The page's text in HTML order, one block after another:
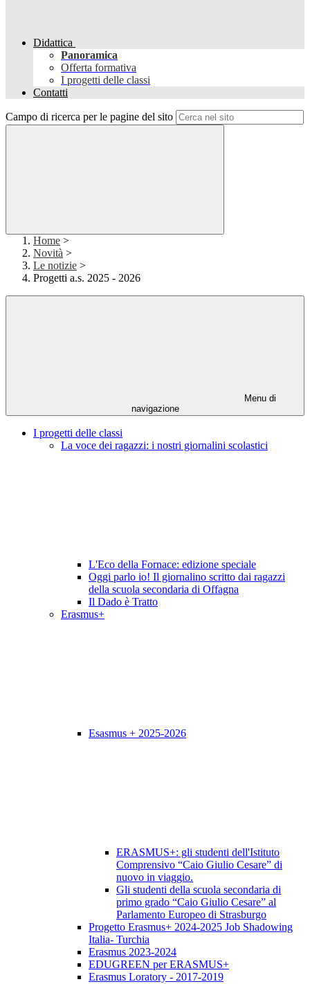
Didattica
Panoramica
Offerta formativa
I progetti delle classi
Contatti
Campo di ricerca per le pagine del sito
Home >
Novità >
Le notizie >
Progetti a.s. 2025 - 2026
Menu di
navigazione
I progetti delle classi
La voce dei ragazzi: i nostri giornalini scolastici
L'Eco della Fornace: edizione speciale
Oggi parlo io! Il giornalino scritto dai ragazzi
della scuola secondaria di Offagna
Il Dado è Tratto
Erasmus+
Esasmus + 2025-2026
ERASMUS+: gli studenti dell'Istituto
Comprensivo “Caio Giulio Cesare” di
nuovo in viaggio.
Gli studenti della scuola secondaria di
primo grado “Caio Giulio Cesare” al
Parlamento Europeo di Strasburgo
Progetto Erasmus+ 2024-2025 Job Shadowing
Italia- Turchia
Erasmus 2023-2024
EDUGREEN per ERASMUS+
Erasmus Loratory - 2017-2019